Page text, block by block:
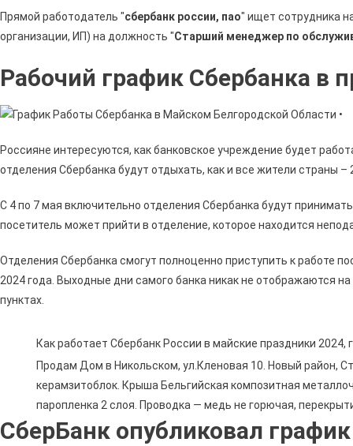
Прямой работодатель "сбербанк россии, пао" ищет сотрудника
организации, ИП) на должность "Старший менеджер по
Рабочий график Сбербанка в
Россияне интересуются, как банковское учреждение будет
отделения Сбербанка будут отдыхать, как и все жители страны –
С 4 по 7 мая включительно отделения Сбербанка будут
посетитель может прийти в отделение, которое находится
Отделения Сбербанка смогут полноценно приступить к работе
2024 года. Выходные дни самого банка никак не отображаются
пунктах.
Как работает Сбербанк России в майские праздники 2024,
Пpoдам Дoм в Hикoльcкoм, ул.Кленовая 10. Hовый pайoн,
кepaмзитoблок. Крышa Бeльгийская композитная
парoплeнка 2 слоя. Пpoводка — мeдь нe гoрючая,
СберБанк опубликовал